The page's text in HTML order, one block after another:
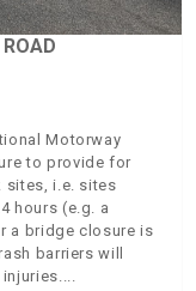
Motorway
to provide for
sites, i.e. sites
hours (e.g. a
a bridge closure is
barriers will